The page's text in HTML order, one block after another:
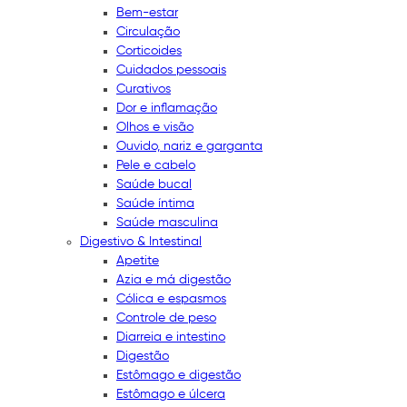
Bem-estar
Circulação
Corticoides
Cuidados pessoais
Curativos
Dor e inflamação
Olhos e visão
Ouvido, nariz e garganta
Pele e cabelo
Saúde bucal
Saúde íntima
Saúde masculina
Digestivo & Intestinal
Apetite
Azia e má digestão
Cólica e espasmos
Controle de peso
Diarreia e intestino
Digestão
Estômago e digestão
Estômago e úlcera